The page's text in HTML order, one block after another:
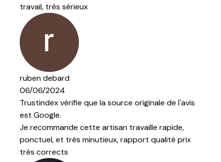
de l'avis
rapide,
qualité prix